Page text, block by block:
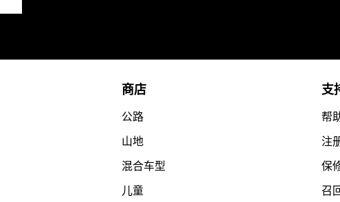
商店
公路
山地
混合车型
儿童
支
帮
注
保
召